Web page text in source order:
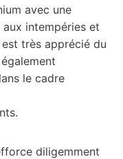
avec une
intempéries et
très apprécié du
le cadre
diligemment